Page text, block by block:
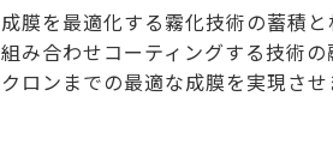
成膜を最適化する霧化技術の蓄積
組み合わせコーティングする技術
クロンまでの最適な成膜を実現させ